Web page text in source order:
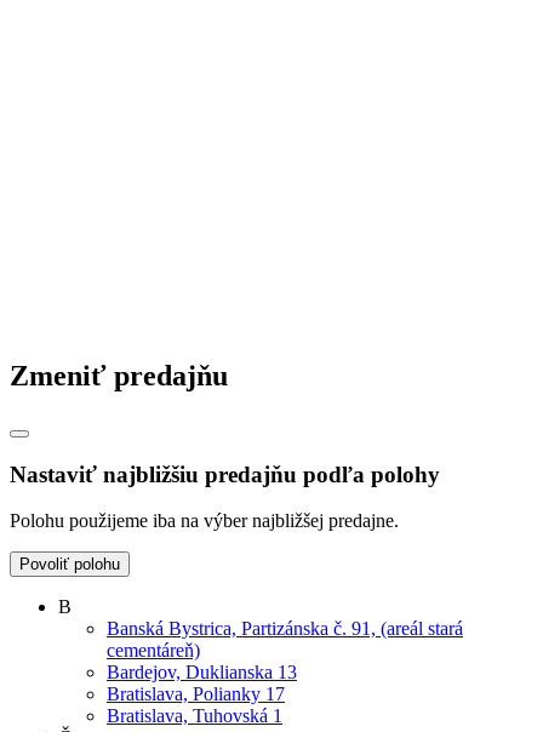
Zmeniť predajňu
Nastaviť najbližšiu predajňu podľa polohy
Polohu použijeme iba na výber najbližšej predajne.
Povoliť polohu
B
Banská Bystrica, Partizánska č. 91, (areál stará
cementáreň)
Bardejov, Duklianska 13
Bratislava, Polianky 17
Bratislava, Tuhovská 1